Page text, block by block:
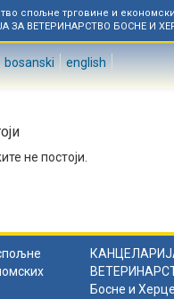
спољне трговине и
ЗА ВЕТЕРИНАРСТВО БОСНЕ И
bosanski english
не постоји.
Босне и